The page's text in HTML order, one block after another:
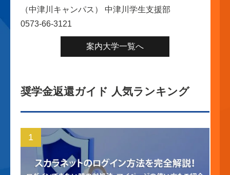
（中津川キャンパス） 中津川学生支援部
0573-66-3121
案内大学一覧へ
奨学金返還ガイド 人気ランキング